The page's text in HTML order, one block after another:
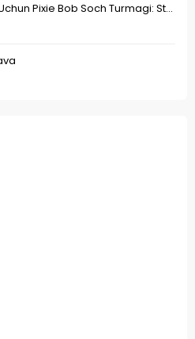
Pixie Bob Soch Turmagi: St...